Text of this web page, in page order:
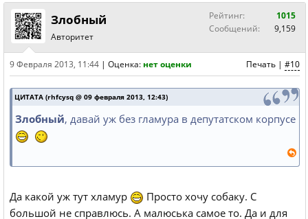
Злобный
Авторитет
Рейтинг:
1015
Сообщений:
9,159
Печать | #10
9 Февраля 2013, 11:44 | Оценка: нет оценки
ЦИТАТА (rhfcysq @ 09 февраля 2013, 12:43)
Злобный, давай уж без гламура в депутатском корпусе
Да какой уж тут хламур
Просто хочу собаку. С
большой не справлюсь. А малюська самое то. Да и для